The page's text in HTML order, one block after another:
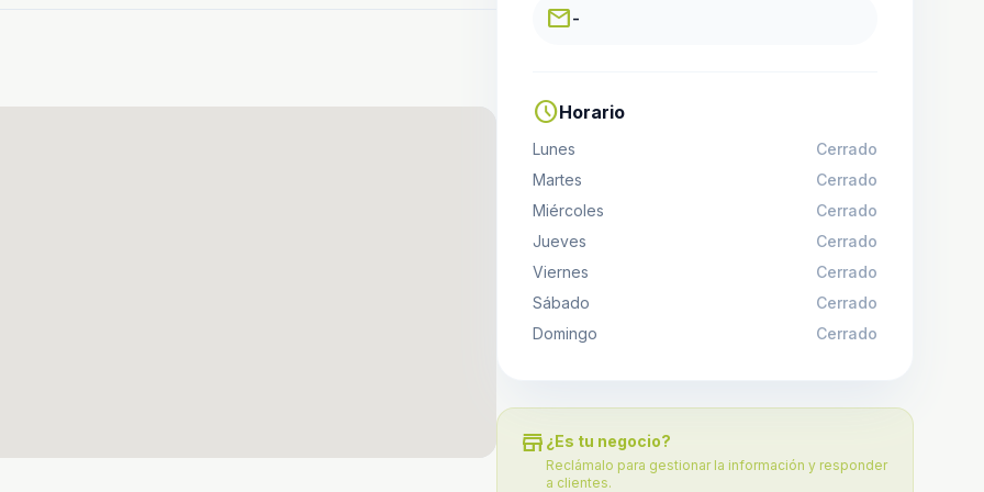
email-
scheduleHorario
Lunes
Cerrado
Martes
Cerrado
Miércoles
Cerrado
Jueves
Cerrado
Viernes
Cerrado
Sábado
Cerrado
Domingo
Cerrado
store ¿Es tu negocio?
Reclámalo para gestionar la información y responder
a clientes.